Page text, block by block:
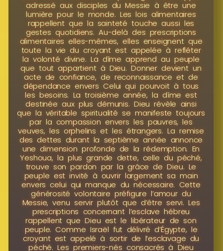
adressé aux disciples du Messie à être une
lumière pour le monde. Les lois alimentaires
rappellent que la sainteté touche aussi les
gestes quotidiens. Au-delà des prescriptions
alimentaires elles-mêmes, elles enseignent que
toute la vie du croyant est appelée à refléter
la volonté divine. La dîme apprend au peuple
que tout appartient à Dieu. Donner devient un
acte de confiance, de reconnaissance et de
dépendance envers Celui qui pourvoit à tous
les besoins. La troisième année, la dîme est
destinée aux plus démunis. Dieu révèle ainsi
que la véritable spiritualité se manifeste toujours
par la compassion envers les pauvres, les
veuves, les orphelins et les étrangers. La remise
des dettes durant la septième année annonce
une dimension profonde de la rédemption. En
Yeshoua, la plus grande dette, celle du péché,
trouve son pardon par la grâce de Dieu. Le
peuple est invité à ouvrir largement sa main
envers celui qui manque du nécessaire. Cette
générosité volontaire préfigure l’amour du
Messie, venu servir plutôt que d’être servi. Les
prescriptions concernant l’esclave hébreu
rappellent que Dieu est le libérateur de son
peuple. Comme Israël fut délivré d’Égypte, le
croyant est appelé à sortir de l’esclavage du
péché. Les premiers-nés consacrés à Dieu